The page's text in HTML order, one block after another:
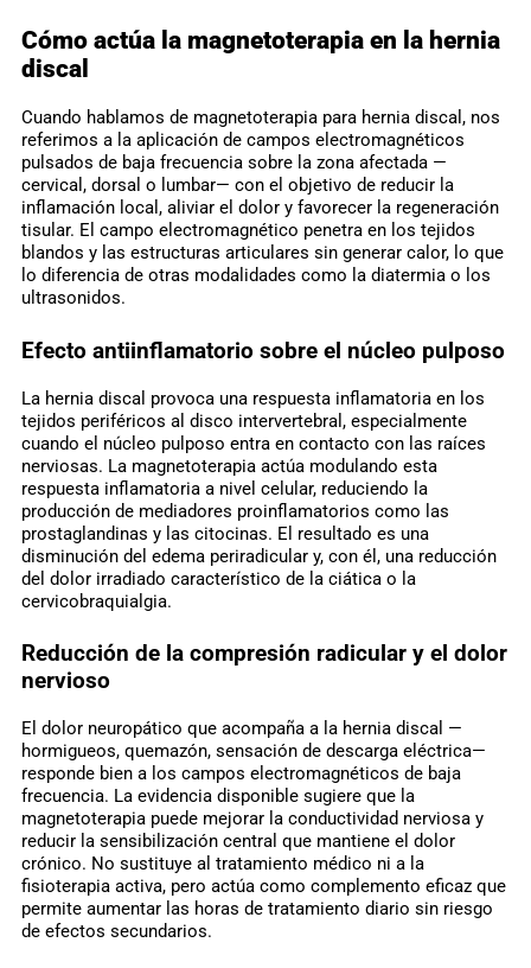
Cómo actúa la magnetoterapia en la hernia
discal
Cuando hablamos de magnetoterapia para hernia discal, nos
referimos a la aplicación de campos electromagnéticos
pulsados de baja frecuencia sobre la zona afectada —
cervical, dorsal o lumbar— con el objetivo de reducir la
inflamación local, aliviar el dolor y favorecer la regeneración
tisular. El campo electromagnético penetra en los tejidos
blandos y las estructuras articulares sin generar calor, lo que
lo diferencia de otras modalidades como la diatermia o los
ultrasonidos.
Efecto antiinflamatorio sobre el núcleo pulposo
La hernia discal provoca una respuesta inflamatoria en los
tejidos periféricos al disco intervertebral, especialmente
cuando el núcleo pulposo entra en contacto con las raíces
nerviosas. La magnetoterapia actúa modulando esta
respuesta inflamatoria a nivel celular, reduciendo la
producción de mediadores proinflamatorios como las
prostaglandinas y las citocinas. El resultado es una
disminución del edema periradicular y, con él, una reducción
del dolor irradiado característico de la ciática o la
cervicobraquialgia.
Reducción de la compresión radicular y el dolor
nervioso
El dolor neuropático que acompaña a la hernia discal —
hormigueos, quemazón, sensación de descarga eléctrica—
responde bien a los campos electromagnéticos de baja
frecuencia. La evidencia disponible sugiere que la
magnetoterapia puede mejorar la conductividad nerviosa y
reducir la sensibilización central que mantiene el dolor
crónico. No sustituye al tratamiento médico ni a la
fisioterapia activa, pero actúa como complemento eficaz que
permite aumentar las horas de tratamiento diario sin riesgo
de efectos secundarios.